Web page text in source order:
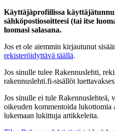
Käyttäjäprofiilissa
sähköpostiosoitteesi (tai itse
luomasi salasana.
Jos et ole aiemmin kirjautunut
rekisteröidyttävä täällä.
Jos sinulle tulee Rakennuslehti,
rakennuslehti.fi-sisällöt
Jos sinulle ei tule
oikeuden kommentoida lukottomia
lukemaan lukittuja artikkeleita.